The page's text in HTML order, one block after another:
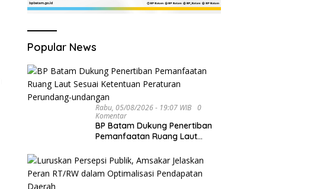
Popular News
Rabu, 05/08/2026 - 19:07 WIB
0
Komentar
BP Batam Dukung Penertiban
Pemanfaatan Ruang Laut
Perundang-undangan